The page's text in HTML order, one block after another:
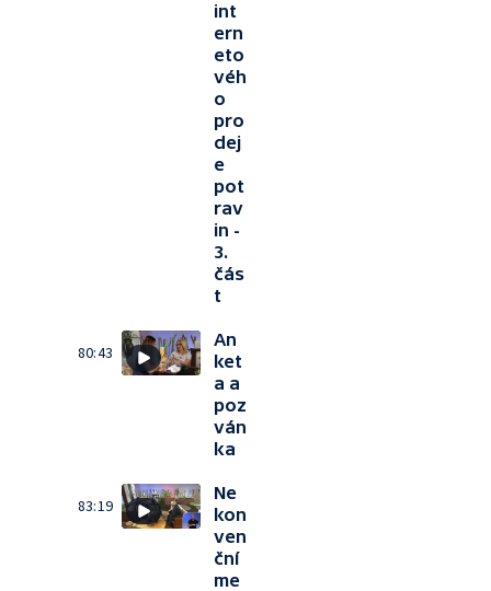
int
ern
eto
véh
o
pro
dej
e
pot
rav
in -
3.
čás
t
80:43
An
ket
a a
poz
ván
ka
83:19
Ne
kon
ven
ční
me